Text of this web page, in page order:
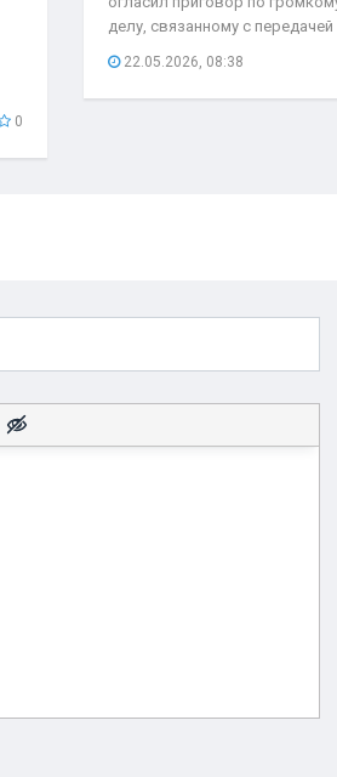
0
делу, связанному с передачей
22.05.2026, 08:38